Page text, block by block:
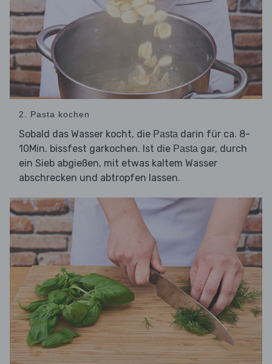
2. Pasta kochen
Sobald das Wasser kocht, die Pasta darin für ca. 8-
10Min. bissfest garkochen. Ist die Pasta gar, durch
ein Sieb abgießen, mit etwas kaltem Wasser
abschrecken und abtropfen lassen.